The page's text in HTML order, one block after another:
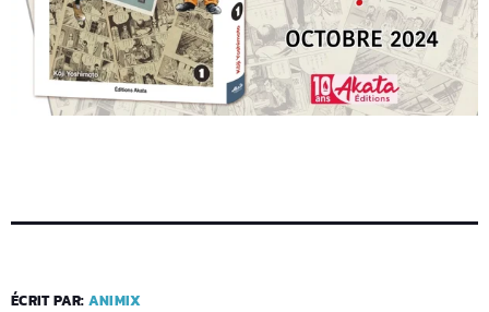
ÉCRIT PAR: ANIMIX